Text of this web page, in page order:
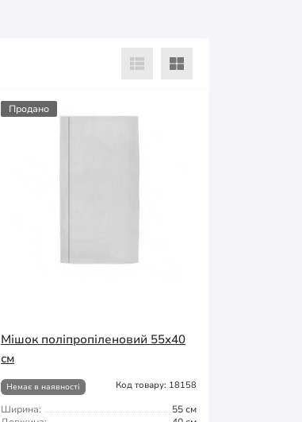
Продано
Мішок поліпропіленовий 55x40
см
Немає в наявності Код товару: 18158
Ширина:
55 см